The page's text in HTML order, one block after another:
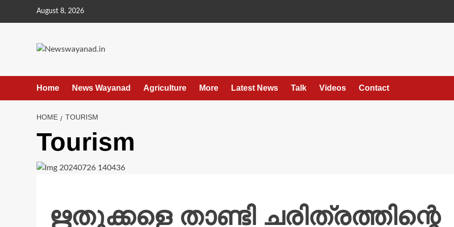
August 8, 2026
Home News Wayanad Agriculture More Latest News Talk Videos Contact
HOME TOURISM
Tourism
ഋതുക്കളെ താണ്ടി ചരിത്രത്തിന്റെ